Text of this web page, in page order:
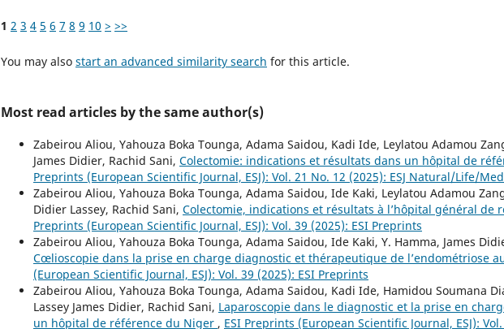
1 2 3 4 5 6 7 8 9 10 > >>
You may also start an advanced similarity search for this article.
Most read articles by the same author(s)
Zabeirou Aliou, Yahouza Boka Tounga, Adama Saidou, Kadi Ide, Leylatou Adamou
James Didier, Rachid Sani, Colectomie: indications et résultats dans un hôpital de
Preprints (European Scientific Journal, ESJ): Vol. 21 No. 12 (2025): ESJ Natural/Life/
Zabeirou Aliou, Yahouza Boka Tounga, Adama Saidou, Ide Kaki, Leylatou Adamou
Didier Lassey, Rachid Sani, Colectomie, indications et résultats à l’hôpital général de
Preprints (European Scientific Journal, ESJ): Vol. 39 (2025): ESI Preprints
Zabeirou Aliou, Yahouza Boka Tounga, Adama Saidou, Ide Kaki, Y. Hamma, James
Cœlioscopie dans la prise en charge diagnostic et thérapeutique de l’endométriose
(European Scientific Journal, ESJ): Vol. 39 (2025): ESI Preprints
Zabeirou Aliou, Yahouza Boka Tounga, Adama Saidou, Kadi Ide, Hamidou Soumana
Lassey James Didier, Rachid Sani, Laparoscopie dans le diagnostic et la prise en
un hôpital de référence du Niger , ESI Preprints (European Scientific Journal, ESJ): Vol.